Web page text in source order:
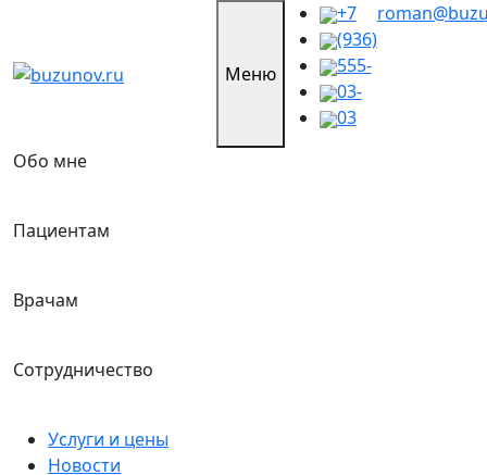
content
Меню
+7
(936)
555-
03-
03
Обо мне
Пациентам
Врачам
Сотрудничество
Услуги и цены
Новости